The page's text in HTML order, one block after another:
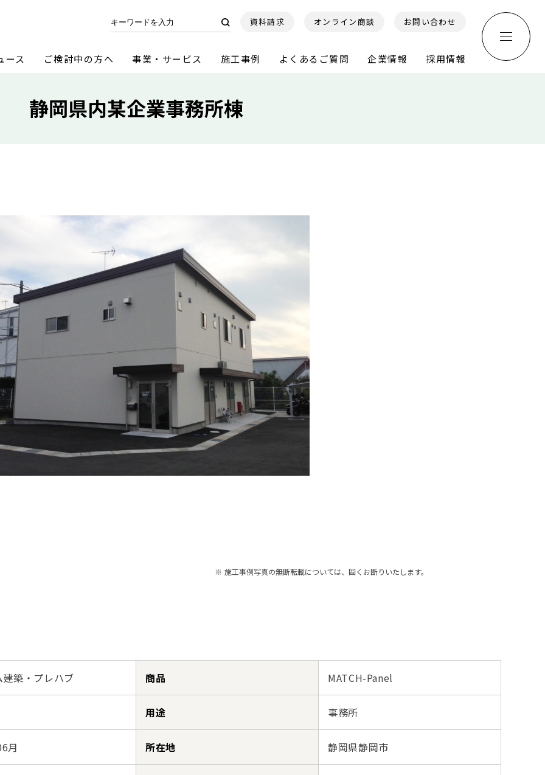
資料請求 オンライン商談 お問い合わせ
ース ご検討中の方へ 事業・サービス 施工事例 よくあるご質問 企業情報 採用情報
静岡県内某企業事務所棟
※ 施工事例写真の無断転載については、固くお断りいたします。
建築・プレハブ 商品 MATCH-Panel
用途 事務所
月 所在地 静岡県静岡市